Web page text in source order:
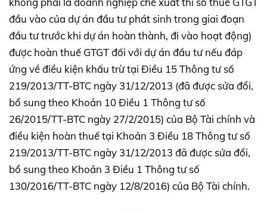
đầu vào của dự án đầu tư phát sinh trong giai đoạn
đầu tư trước khi dự án hoàn thành, đi vào hoạt động)
được hoàn thuế GTGT đối với dự án đầu tư nếu đáp
ứng về điều kiện khấu trừ tại Điều 15 Thông tư số
219/2013/TT-BTC ngày 31/12/2013 (đã được sửa đổi,
bổ sung theo Khoản 10 Điều 1 Thông tư số
26/2015/TT-BTC ngày 27/2/2015) của Bộ Tài chính và
điều kiện hoàn thuế tại Khoản 3 Điều 18 Thông tư số
219/2013/TT-BTC ngày 31/12/2013 đã được sửa đổi,
bổ sung theo Khoản 3 Điều 1 Thông tư số
130/2016/TT-BTC ngày 12/8/2016) của Bộ Tài chính.